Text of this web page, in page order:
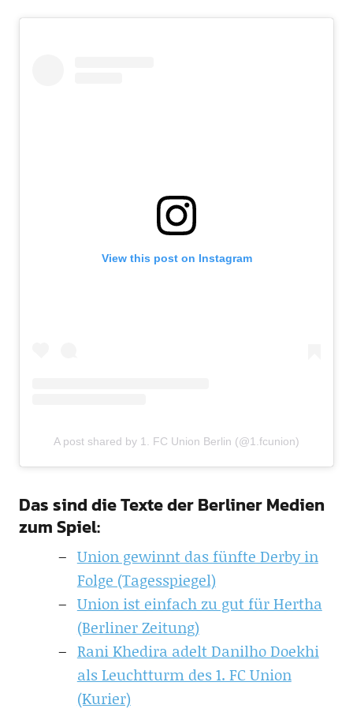
View this post on Instagram
A post shared by 1. FC Union Berlin (@1.fcunion)
Das sind die Texte der Berliner Medien
zum Spiel:
Union gewinnt das fünfte Derby in
Folge (Tagesspiegel)
Union ist einfach zu gut für Hertha
(Berliner Zeitung)
Rani Khedira adelt Danilho Doekhi
als Leuchtturm des 1. FC Union
(Kurier)